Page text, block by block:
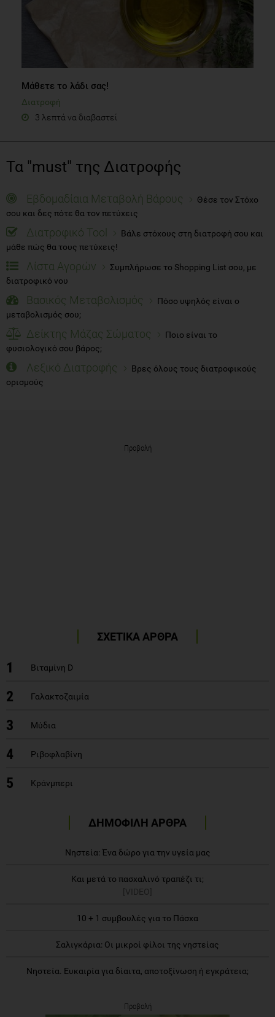
Μάθετε το λάδι σας!
Διατροφή
3 λεπτά να διαβαστεί
Τα "must" της Διατροφής
Εβδομαδίαια Μεταβολή Βάρους
Θέσε τον Στόχο
σου και δες πότε θα τον πετύχεις
Διατροφικό Tool
Βάλε στόχους στη διατροφή σου και
μάθε πώς θα τους πετύχεις!
Λίστα Αγορών
Συμπλήρωσε το Shopping List σου, με
διατροφικό νου
Βασικός Μεταβολισμός
Πόσο υψηλός είναι ο
μεταβολισμός σου;
Δείκτης Μάζας Σώματος
Ποιο είναι το
φυσιολογικό σου βάρος;
Λεξικό Διατροφής
Βρες όλους τους διατροφικούς
ορισμούς
Προβολή
ΣΧΕΤΙΚΑ ΑΡΘΡΑ
1 Βιταμίνη D
2 Γαλακτοζαιμία
3 Μύδια
4 Ριβοφλαβίνη
5 Κράνμπερι
ΔΗΜΟΦΙΛΗ ΑΡΘΡΑ
Νηστεία: Ένα δώρο για την υγεία μας
Και μετά το πασχαλινό τραπέζι τι;
[VIDEO]
10 + 1 συμβουλές για το Πάσχα
Σαλιγκάρια: Οι μικροί φίλοι της νηστείας
Νηστεία. Ευκαιρία για δίαιτα, αποτοξίνωση ή εγκράτεια;
Προβολή